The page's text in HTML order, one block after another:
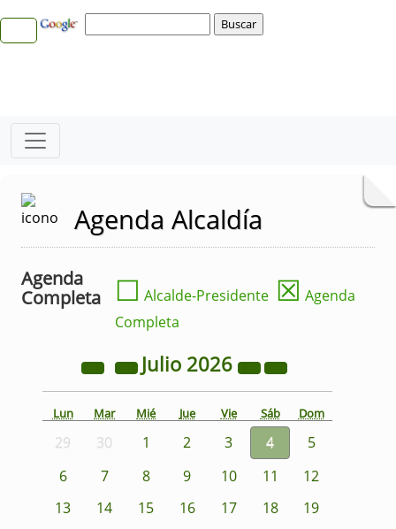
Agenda Alcaldía
Agenda
Completa
☐ Alcalde-Presidente ☒ Agenda
Completa
Julio 2026
Lun Mar Mié Jue Vie Sáb Dom
29 30 1 2 3 4
5
6
7 8 9 10 11
12
13
14 15 16 17 18
19